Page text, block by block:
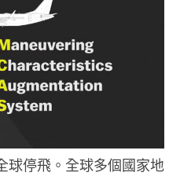
球停飛。全球多個國家地